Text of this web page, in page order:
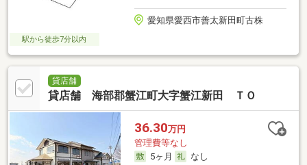
愛知県愛西市善太新田町古株
駅から徒歩7分以内
貸店舗
貸店舗 海部郡蟹江町大字蟹江新田 ＴＯ
36.30万円
管理費等なし
5ヶ月
なし